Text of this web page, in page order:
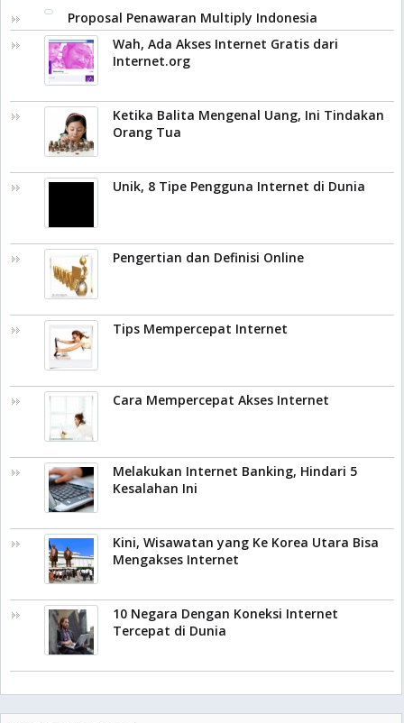
Proposal Penawaran Multiply Indonesia
Wah, Ada Akses Internet Gratis dari
Internet.org
Ketika Balita Mengenal Uang, Ini Tindakan
Orang Tua
Unik, 8 Tipe Pengguna Internet di Dunia
Pengertian dan Definisi Online
Tips Mempercepat Internet
Cara Mempercepat Akses Internet
Melakukan Internet Banking, Hindari 5
Kesalahan Ini
Kini, Wisawatan yang Ke Korea Utara Bisa
Mengakses Internet
10 Negara Dengan Koneksi Internet
Tercepat di Dunia